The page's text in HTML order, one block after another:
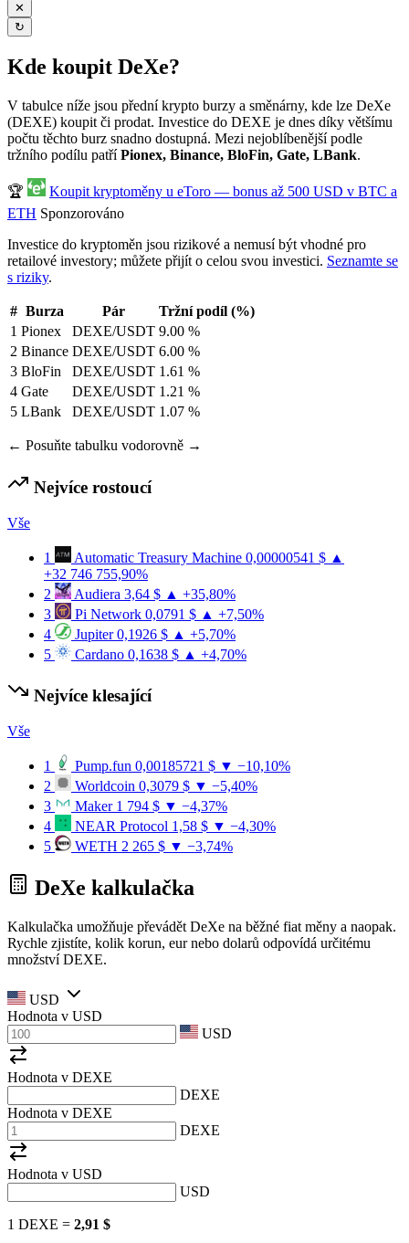
✕
↻
Kde koupit DeXe?
V tabulce níže jsou přední krypto burzy a směnárny, kde lze DeXe
(DEXE) koupit či prodat. Investice do DEXE je dnes díky většímu
počtu těchto burz snadno dostupná. Mezi nejoblíbenější podle
tržního podílu patříPionex, Binance, BloFin, Gate, LBank.
🏆
Koupit kryptoměny u eToro — bonus až 500 USD v BTC a
ETH Sponzorováno
Investice do kryptoměn jsou rizikové a nemusí být vhodné pro
retailové investory; můžete přijít o celou svou investici. Seznamte se
s riziky.
# Burza Pár
Tržní podíl (%)
1 Pionex DEXE/USDT 9.00 %
2 Binance DEXE/USDT 6.00 %
3 BloFin DEXE/USDT 1.61 %
4 Gate DEXE/USDT 1.21 %
5 LBank DEXE/USDT 1.07 %
← Posuňte tabulku vodorovně →
Nejvíce rostoucí
Vše
1 Automatic Treasury Machine 0,00000541 $ ▲
+32 746 755,90%
2
Audiera 3,64 $ ▲ +35,80%
3
Pi Network 0,0791 $ ▲ +7,50%
4
Jupiter 0,1926 $ ▲ +5,70%
5
Cardano 0,1638 $ ▲ +4,70%
Nejvíce klesající
Vše
1 Pump.fun 0,00185721 $ ▼ −10,10%
2
Worldcoin 0,3079 $ ▼ −5,40%
3
Maker 1 794 $ ▼ −4,37%
4
NEAR Protocol 1,58 $ ▼ −4,30%
5
WETH 2 265 $ ▼ −3,74%
DeXe kalkulačka
Kalkulačka umožňuje převádět DeXe na běžné fiat měny a naopak.
Rychle zjistíte, kolik korun, eur nebo dolarů odpovídá určitému
množství DEXE.
USD
Hodnota v USD
USD
Hodnota v DEXE
DEXE
Hodnota v DEXE
DEXE
Hodnota v USD
USD
1 DEXE = 2,91 $